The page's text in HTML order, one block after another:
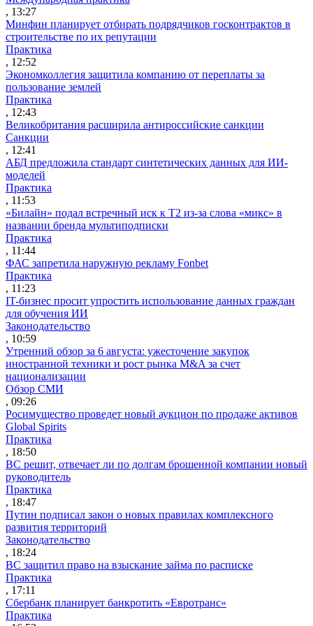
, 13:27
Минфин планирует отбирать подрядчиков госконтрактов в
строительстве по их репутации
Практика
, 12:52
Экономколлегия защитила компанию от переплаты за
пользование землей
Практика
, 12:43
Великобритания расширила антироссийские санкции
Санкции
, 12:41
АБД предложила стандарт синтетических данных для ИИ-
моделей
Практика
, 11:53
«Билайн» подал встречный иск к Т2 из-за слова «микс» в
названии бренда мультиподписки
Практика
, 11:44
ФАС запретила наружную рекламу Fonbet
Практика
, 11:23
IT-бизнес просит упростить использование данных граждан
для обучения ИИ
Законодательство
, 10:59
Утренний обзор за 6 августа: ужесточение закупок
иностранной техники и рост рынка M&A за счет
национализации
Обзор СМИ
, 09:26
Росимущество проведет новый аукцион по продаже активов
Global Spirits
Практика
, 18:50
ВС решит, отвечает ли по долгам брошенной компании новый
руководитель
Практика
, 18:47
Путин подписал закон о новых правилах комплексного
развития территорий
Законодательство
, 18:24
ВС защитил право на взыскание займа по расписке
Практика
, 17:11
Сбербанк планирует банкротить «Евротранс»
Практика